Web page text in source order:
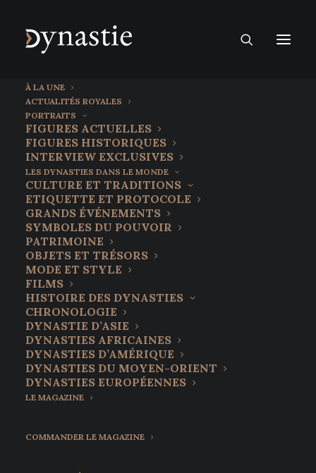
À LA UNE
ACTUALITÉS ROYALES
PORTRAITS
FIGURES ACTUELLES
FIGURES HISTORIQUES
INTERVIEW EXCLUSIVES
LES DYNASTIES DANS LE MONDE
CULTURE ET TRADITIONS
ETIQUETTE ET PROTOCOLE
GRANDS ÉVÉNEMENTS
SYMBOLES DU POUVOIR
PATRIMOINE
OBJETS ET TRÉSORS
MODE ET STYLE
FILMS
HISTOIRE DES DYNASTIES
CHRONOLOGIE
DYNASTIE D’ASIE
DYNASTIES AFRICAINES
DYNASTIES D’AMÉRIQUE
DYNASTIES DU MOYEN-ORIENT
DYNASTIES EUROPÉENNES
LE MAGAZINE
COMMANDER LE MAGAZINE
Titre vacant depuis 4
siècles, le clan écossais
des Buchanan
intronise son nouveau
Laird
7 juin 2022